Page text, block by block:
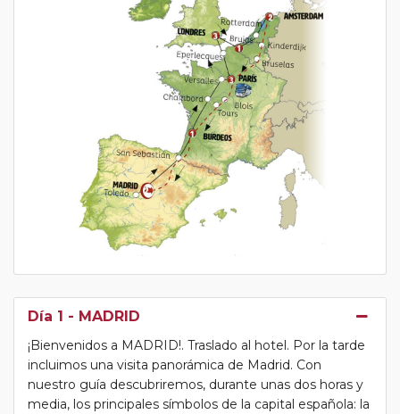
Día 1 - MADRID
¡Bienvenidos a MADRID!. Traslado al hotel. Por la tarde
incluimos una visita panorámica de Madrid. Con
nuestro guía descubriremos, durante unas dos horas y
media, los principales símbolos de la capital española: la